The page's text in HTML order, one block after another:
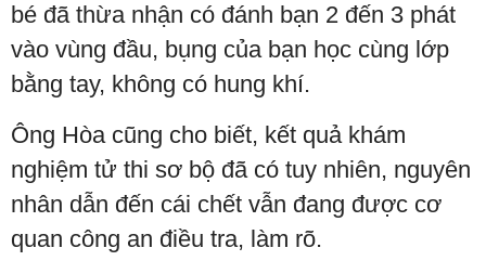
bé đã thừa nhận có đánh bạn 2 đến 3 phát
vào vùng đầu, bụng của bạn học cùng lớp
bằng tay, không có hung khí.
Ông Hòa cũng cho biết, kết quả khám
nghiệm tử thi sơ bộ đã có tuy nhiên, nguyên
nhân dẫn đến cái chết vẫn đang được cơ
quan công an điều tra, làm rõ.